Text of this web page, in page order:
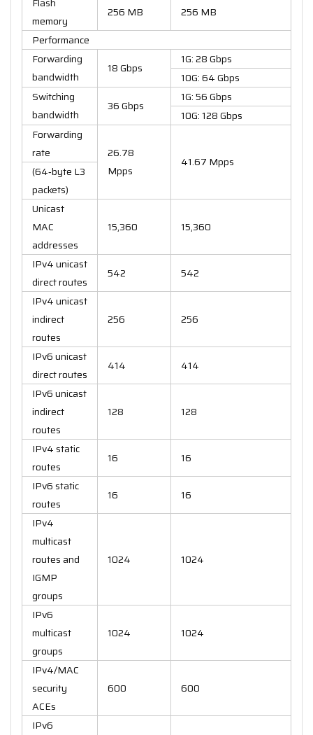
memory
256 MB
256 MB
Performance
Forwarding
bandwidth
18 Gbps
1G: 28 Gbps
10G: 64 Gbps
Switching
bandwidth
36 Gbps
1G: 56 Gbps
10G: 128 Gbps
Forwarding
rate
26.78
Mpps
41.67 Mpps
(64‑byte L3
packets)
Unicast
MAC
addresses
15,360 15,360
IPv4 unicast
direct routes
542
542
IPv4 unicast
indirect
routes
256 256
IPv6 unicast
direct routes
414
414
IPv6 unicast
indirect
routes
128 128
IPv4 static
routes
16
16
IPv6 static
routes
16
16
IPv4
multicast
routes and
IGMP
groups
1024 1024
IPv6
multicast
groups
1024 1024
IPv4/MAC
security
ACEs
600 600
IPv6